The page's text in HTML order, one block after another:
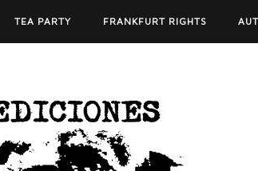
TEA PARTY FRANKFURT RIGHTS